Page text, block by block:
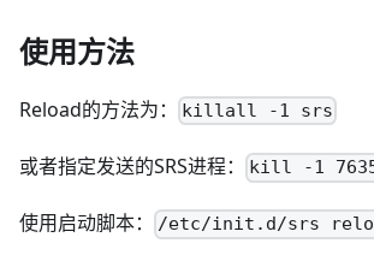
使用方法
Reload的方法为： killall -1 srs
或者指定发送的SRS进程： kill -1
使用启动脚本： /etc/init.d/srs